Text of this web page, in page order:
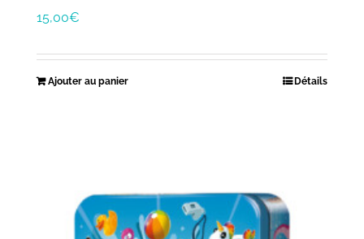
15,00€
Ajouter au panier Détails